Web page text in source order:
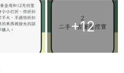
+12